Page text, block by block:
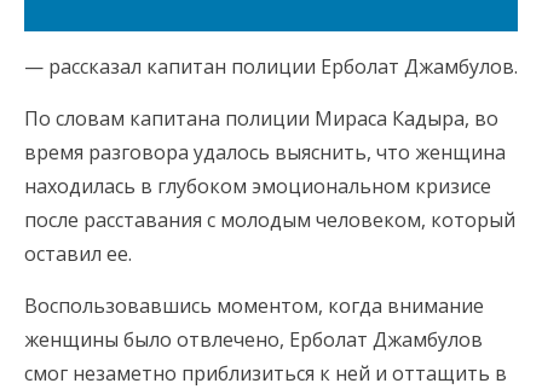
— рассказал капитан полиции Ерболат Джамбулов.
По словам капитана полиции Мираса Кадыра, во
время разговора удалось выяснить, что женщина
находилась в глубоком эмоциональном кризисе
после расставания с молодым человеком, который
оставил ее.
Воспользовавшись моментом, когда внимание
женщины было отвлечено, Ерболат Джамбулов
смог незаметно приблизиться к ней и оттащить в